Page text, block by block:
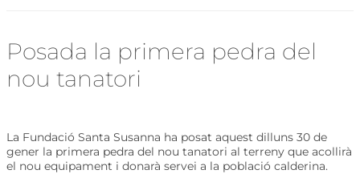
Posada la primera pedra del
nou tanatori
La Fundació Santa Susanna ha posat aquest dilluns 30 de
gener la primera pedra del nou tanatori al terreny que acollirà
el nou equipament i donarà servei a la població calderina.